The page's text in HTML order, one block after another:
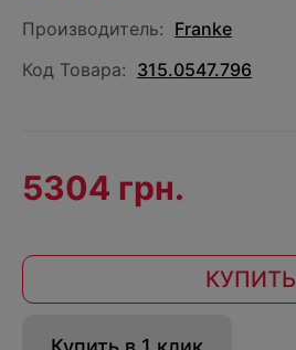
Производитель: Franke
Код Товара: 315.0547.796
5304 грн.
КУПИТЬ